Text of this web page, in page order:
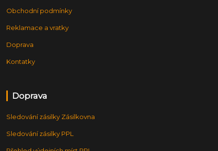
Obchodní podmínky
Reklamace a vratky
Doprava
Kontatky
Doprava
Sledování zásilky Zásilkovna
Sledování zásilky PPL